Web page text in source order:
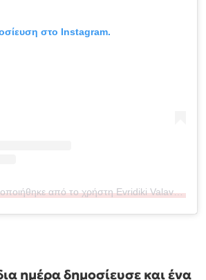
στο Instagram.
Η δημοσίευση κοινοποιήθηκε από το χρήστη Evridiki Valavani (@evridiki_valavani)
ημέρα δημοσίευσε και ένα